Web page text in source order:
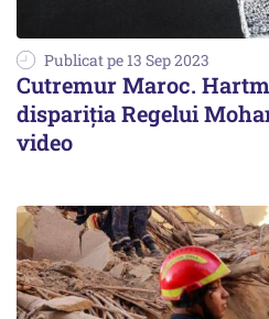
Publicat pe 13 Sep 2023
Cutremur Maroc.
dispariția Regelui
video